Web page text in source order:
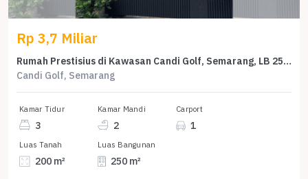
Rp 3,7 Miliar
Rumah Prestisius di Kawasan Candi Golf, Semarang, LB 250m², Harga 3,7 Miliar
Candi Golf, Semarang
Kamar Tidur
3
Kamar Mandi
2
Carport
1
Luas Tanah
200 m²
Luas Bangunan
250 m²